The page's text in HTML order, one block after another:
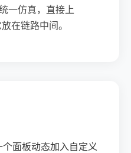
一仿真，直接上
在链路中间。
面板动态加入自定义